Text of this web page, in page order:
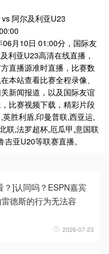
阿尔及利亚U23
月10日 01:00分，国际友
利亚U23高清在线直播，
直播源准时直播，比赛数
本站查看比赛全程录像、
新闻报道，以及国际友谊
比赛视频下载，精彩片段
胜利盾,印曼普联,西亚运,
联,法罗超杯,厄瓜甲,意国联
亚U20等联赛直播。
？]认同吗？ESPN嘉宾
德斯的行为无法容
2026-07-23